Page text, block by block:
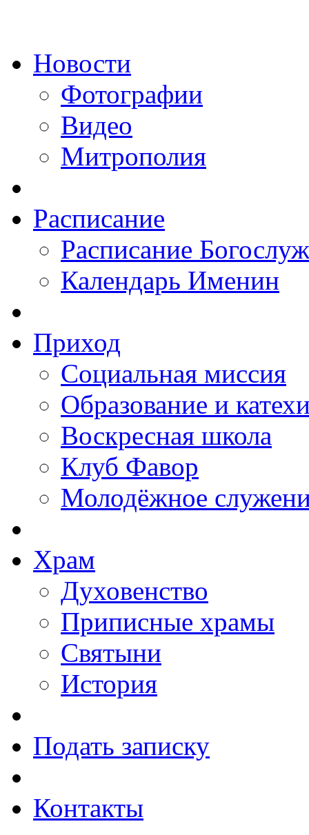
Новости
Фотографии
Видео
Митрополия
Расписание
Расписание
Календарь Именин
Приход
Социальная миссия
Образование и
Воскресная школа
Клуб Фавор
Молодёжное
Храм
Духовенство
Приписные храмы
Святыни
История
Подать записку
Контакты